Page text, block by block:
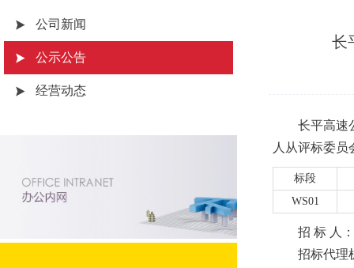
公司新闻
公示公告
经营动态
长
长平高速
人从评标委
标段
WS01
招 标 人
招标代理